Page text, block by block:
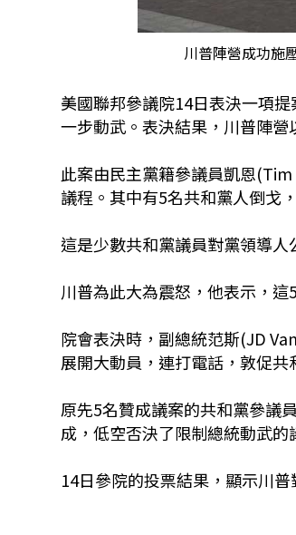
川普陣營成功施
美國聯邦參議院14日表決一項
一步動武。表決結果，川普陣
此案由民主黨籍參議員凱恩
議程。其中有5名共和黨人倒戈
這是少數共和黨議員對黨領導
川普為此大為震怒，他表示，
院會表決時，副總統范斯(JD
展開大動員，連打電話，敦促共
原先5名贊成議案的共和黨參議
成，低空否決了限制總統動武的
14日參院的投票結果，顯示川